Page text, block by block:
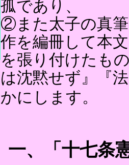
孤であり、
②また太子の真
作を編冊して本
を張り付けたも
は沈黙せず』『
かにします。
一、「十七条